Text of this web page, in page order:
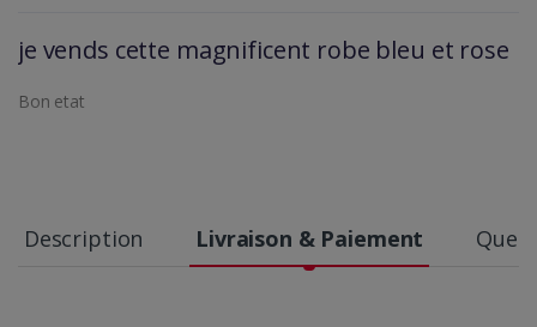
je vends cette magnificent robe bleu et rose
Bon etat
Description Livraison & Paiement